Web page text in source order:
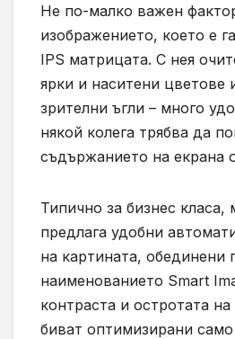
Не по-малко важен
изображението, което е
IPS матрицата. С нея
ярки и наситени цветове
зрителни ъгли – много
някой колега трябва да
съдържанието на екрана
Типично за бизнес класа,
предлага удобни
на картината, обединени
наименованието Smart
контраста и остротата
биват оптимизирани